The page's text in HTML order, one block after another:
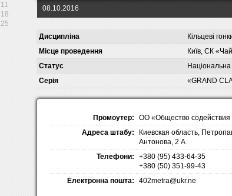
11
18
25
08.10.2016
Дисципліна
Кільцеві
Місце проведення
Київ, СК
Статус
Національна
Серія
«GRAND
Промоутер:
ОО «Общество содействия
Адреса штабу:
Киевская область,
Антонова, 2 А
Телефони:
+380 (95) 433-64-35
+380 (50) 351-99-43
Електронна пошта:
402metra@ukr.ne